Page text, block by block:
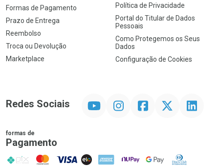
Formas de Pagamento
Prazo de Entrega
Reembolso
Troca ou Devolução
Marketplace
Política de Privacidade
Portal do Titular de Dados
Pessoais
Como Protegemos os Seus
Dados
Configuração de Cookies
Redes Sociais InstagramFacebookTwitter Linkedin
formas de
Pagamento
PIX MasterCard
VISA ELO AMEX NuPay Google PayDiners Club